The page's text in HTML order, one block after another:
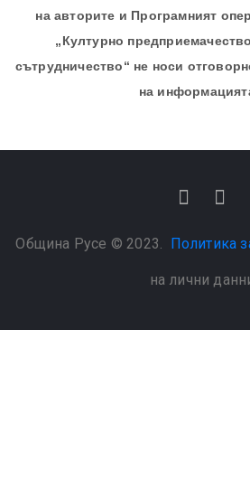
на авторите и Програмният
„Културно
сътрудничество“ не носи
на
Община Русе © 2023. Политика
на лични